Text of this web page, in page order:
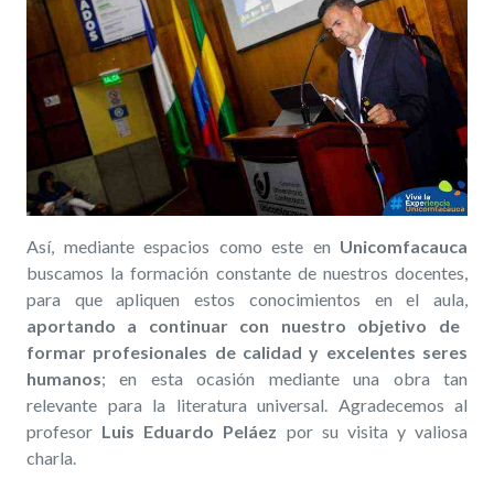
Así, mediante espacios como este en Unicomfacauca
buscamos la formación constante de nuestros docentes,
para que apliquen estos conocimientos en el aula,
aportando a continuar con nuestro objetivo de
formar profesionales de calidad y excelentes seres
humanos; en esta ocasión mediante una obra tan
relevante para la literatura universal. Agradecemos al
profesor Luis Eduardo Peláez por su visita y valiosa
charla.